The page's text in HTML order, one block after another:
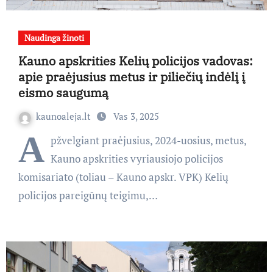
Naudinga žinoti
Kauno apskrities Kelių policijos vadovas:
apie praėjusius metus ir piliečių indėlį į
eismo saugumą
kaunoaleja.lt Vas 3, 2025
A pžvelgiant praėjusius, 2024-uosius, metus,
Kauno apskrities vyriausiojo policijos
komisariato (toliau – Kauno apskr. VPK) Kelių
policijos pareigūnų teigimu,…